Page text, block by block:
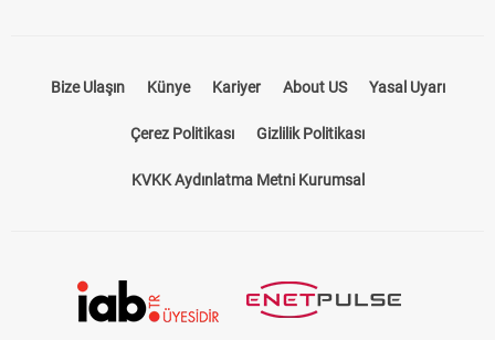
Bize Ulaşın Künye Kariyer About US Yasal Uyarı
Çerez Politikası Gizlilik Politikası
KVKK Aydınlatma Metni Kurumsal